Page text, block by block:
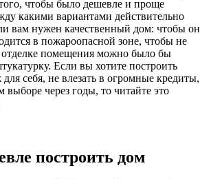
чтобы было дешевле и проще
какими вариантами действительно
вам нужен качественный дом: чтобы он
в пожароопасной зоне, чтобы не
помещения можно было бы
Если вы хотите построить
себя, не влезать в огромные кредиты,
выборе через годы, то читайте это
построить дом